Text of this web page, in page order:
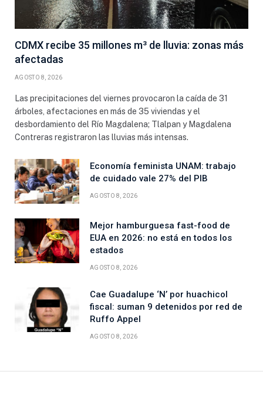
CDMX recibe 35 millones m³ de lluvia: zonas más
afectadas
AGOSTO 8, 2026
Las precipitaciones del viernes provocaron la caída de 31
árboles, afectaciones en más de 35 viviendas y el
desbordamiento del Río Magdalena; Tlalpan y Magdalena
Contreras registraron las lluvias más intensas.
Economía feminista UNAM: trabajo
de cuidado vale 27% del PIB
AGOSTO 8, 2026
Mejor hamburguesa fast-food de
EUA en 2026: no está en todos los
estados
AGOSTO 8, 2026
Cae Guadalupe ‘N’ por huachicol
fiscal: suman 9 detenidos por red de
Ruffo Appel
AGOSTO 8, 2026